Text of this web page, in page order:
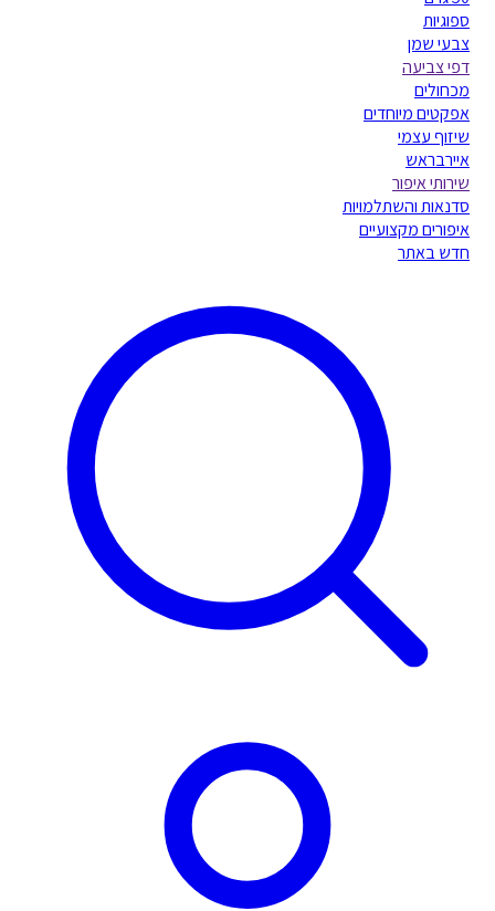
ספוגיות
צבעי שמן
דפי צביעה
מכחולים
אפקטים מיוחדים
שיזוף עצמי
איירבראש
שירותי איפור
סדנאות והשתלמויות
איפורים מקצועיים
חדש באתר